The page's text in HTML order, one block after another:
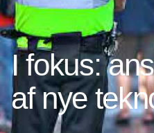
I fokus:
af nye